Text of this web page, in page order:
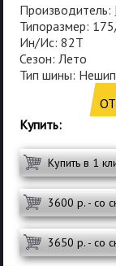
Производитель:
Типоразмер:
Ин/Ис: 82T
Сезон: Лето
Тип шины:
ОТ
Купить:
Купить в 1
3600 р. - со
3650 р. - со